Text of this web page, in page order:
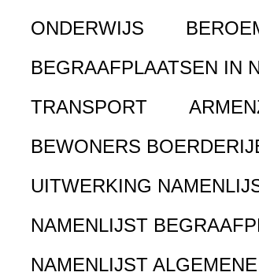
ONDERWIJS
BEGRAAFPLAATSEN IN
TRANSPORT
BEWONERS
UITWERKING
NAMENLIJST
NAMENLIJST